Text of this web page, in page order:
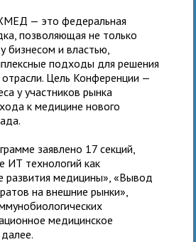
— это федеральная
позволяющая не только
бизнесом и властью,
подходы для решения
Цель Конференции —
у участников рынка
к медицине нового
заявлено 17 секций,
ИТ технологий как
развития медицины», «Вывод
на внешние рынки»,
медицинское